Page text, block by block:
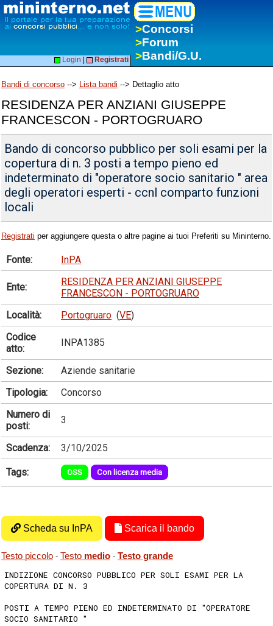
>Concorsi
>Forum
>Bandi/G.U.
Login Registrati
Bandi di concorso --> Lista bandi --> Dettaglio atto
RESIDENZA PER ANZIANI GIUSEPPE
FRANCESCON - PORTOGRUARO
Bando di concorso pubblico per soli esami per la
copertura di n. 3 posti a tempo pieno ed
indeterminato di "operatore socio sanitario " area
degli operatori esperti - ccnl comparto funzioni
locali
Registrati per aggiungere questa o altre pagine ai tuoi Preferiti su Mininterno.
Fonte: InPA
Ente:
RESIDENZA PER ANZIANI GIUSEPPE
FRANCESCON - PORTOGRUARO
Località:
Portogruaro (VE)
Codice
atto:
INPA1385
Sezione:
Aziende sanitarie
Tipologia:
Concorso
Numero di
posti:
3
Scadenza: 3/10/2025
Tags: OSS Con licenza media
Scheda su InPA Scarica il bando
Testo piccolo - Testo medio - Testo grande
INDIZIONE CONCORSO PUBBLICO PER SOLI ESAMI PER LA
COPERTURA DI N. 3
POSTI A TEMPO PIENO ED INDETERMINATO DI "OPERATORE
SOCIO SANITARIO "